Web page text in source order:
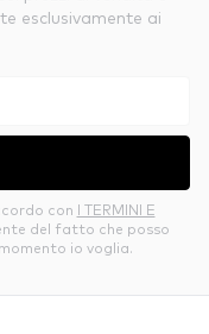
esclusivamente ai
con I TERMINI E
del fatto che posso
io voglia.